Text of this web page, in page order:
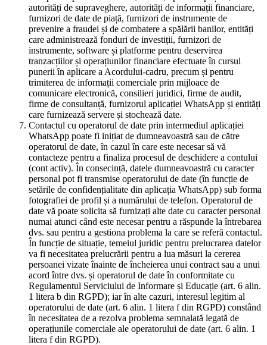
autorități de supraveghere, autorități de informații financiare,
furnizori de date de piață, furnizori de instrumente de
prevenire a fraudei și de combatere a spălării banilor, entități
care administrează fonduri de investiții, furnizori de
instrumente, software și platforme pentru deservirea
tranzacțiilor și operațiunilor financiare efectuate în cursul
punerii în aplicare a Acordului-cadru, precum și pentru
trimiterea de informații comerciale prin mijloace de
comunicare electronică, consilieri juridici, firme de audit,
firme de consultanță, furnizorul aplicației WhatsApp și entități
care furnizează servere și stochează date.
Contactul cu operatorul de date prin intermediul aplicației
WhatsApp poate fi inițiat de dumneavoastră sau de către
operatorul de date, în cazul în care este necesar să vă
contacteze pentru a finaliza procesul de deschidere a contului
(cont activ). În consecință, datele dumneavoastră cu caracter
personal pot fi transmise operatorului de date (în funcție de
setările de confidențialitate din aplicația WhatsApp) sub forma
fotografiei de profil și a numărului de telefon. Operatorul de
date vă poate solicita să furnizați alte date cu caracter personal
numai atunci când este necesar pentru a răspunde la întrebarea
dvs. sau pentru a gestiona problema la care se referă contactul.
În funcție de situație, temeiul juridic pentru prelucrarea datelor
va fi necesitatea prelucrării pentru a lua măsuri la cererea
persoanei vizate înainte de încheierea unui contract sau a unui
acord între dvs. și operatorul de date în conformitate cu
Regulamentul Serviciului de Informare și Educație (art. 6 alin.
1 litera b din RGPD); iar în alte cazuri, interesul legitim al
operatorului de date (art. 6 alin. 1 litera f din RGPD) constând
în necesitatea de a rezolva problema semnalată legată de
operațiunile comerciale ale operatorului de date (art. 6 alin. 1
litera f din RGPD).